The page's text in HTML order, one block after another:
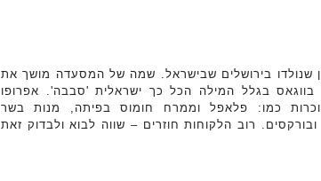
שנולדו בירושלים שבישראל. שמה של המסעדה מושך את
בגלל המילה הכל כך ישראלית 'סבבה'. אפרופו
כמו: פלאפל וממרח חומוס בפיתה, מנות בשר
רוב הלקוחות חוזרים – שווה לבוא ולבדוק זאת